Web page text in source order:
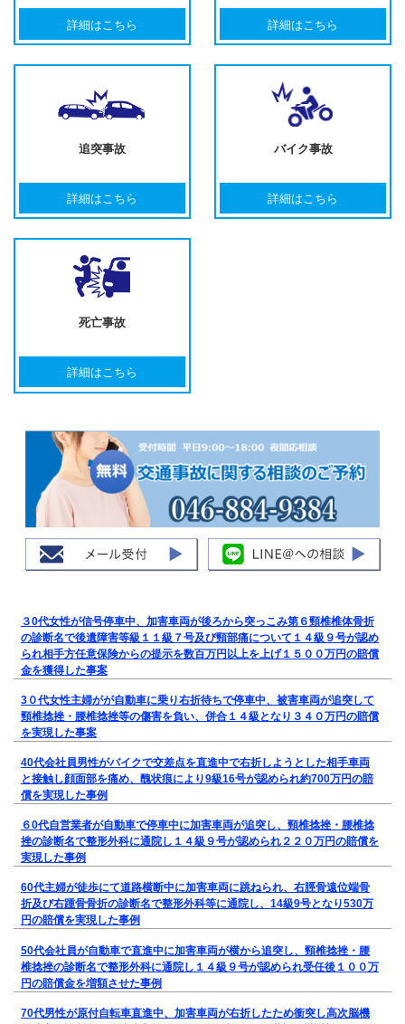
詳細はこちら 詳細はこちら
追突事故
詳細はこちら
バイク事故
詳細はこちら
死亡事故
詳細はこちら
３0代女性が信号停車中、加害車両が後ろから突っこみ第６頸椎椎体骨折
の診断名で後遺障害等級１１級７号及び頸部痛について１４級９号が認め
られ相手方任意保険からの提示を数百万円以上を上げ１５００万円の賠償
金を獲得した事案
3０代女性主婦がが自動車に乗り右折待ちで停車中、被害車両が追突して
頸椎捻挫・腰椎捻挫等の傷害を負い、併合１４級となり３４０万円の賠償
を実現した事案
40代会社員男性がバイクで交差点を直進中で右折しようとした相手車両
と接触し顔面部を痛め、醜状痕により9級16号が認められ約700万円の賠
償を実現した事例
６0代自営業者が自動車で停車中に加害車両が追突し、頸椎捻挫・腰椎捻
挫の診断名で整形外科に通院し１４級９号が認められ２２０万円の賠償を
実現した事例
60代主婦が徒歩にて道路横断中に加害車両に跳ねられ、右脛骨遠位端骨
折及び右踵骨骨折の診断名で整形外科等に通院し、14級9号となり530万
円の賠償を実現した事例
50代会社員が自動車で直進中に加害車両が横から追突し、頸椎捻挫・腰
椎捻挫の診断名で整形外科に通院し１４級９号が認められ受任後１００万
円の賠償金を増額させた事例
70代男性が原付自転車直進中、加害車両が右折したため衝突し高次脳機